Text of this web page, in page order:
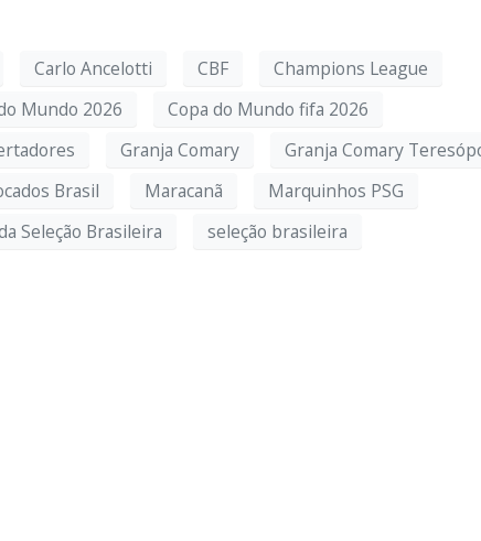
Carlo Ancelotti CBF
Champions League
Mundo 2026
Copa do Mundo fifa 2026
Granja Comary
Granja Comary
Brasil Maracanã
Marquinhos PSG
Seleção Brasileira
seleção brasileira